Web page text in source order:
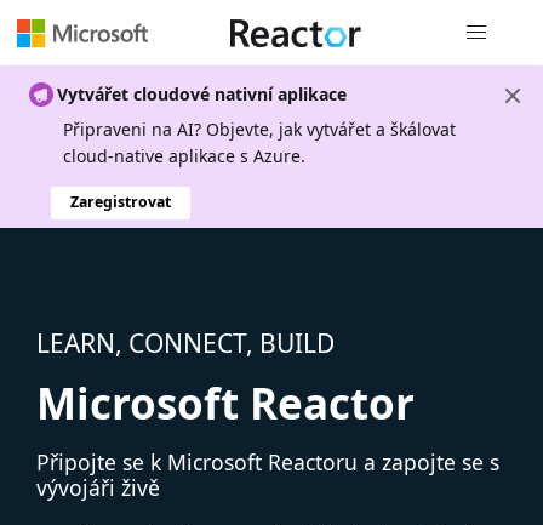
Vytvářet cloudové nativní aplikace
Připraveni na AI? Objevte, jak vytvářet a škálovat
cloud-native aplikace s Azure.
Zaregistrovat
LEARN, CONNECT, BUILD
Microsoft Reactor
Připojte se k Microsoft Reactoru a zapojte se s
vývojáři živě